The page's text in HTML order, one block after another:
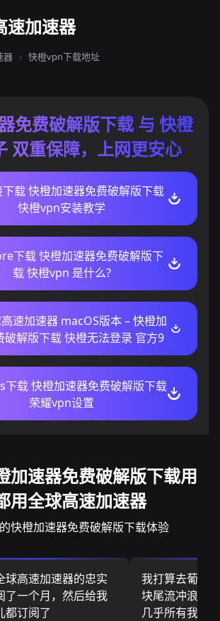
速加速器
器 › 快橙vpn下载地址
免费破解版下载 与 快橙
双重保障，上网更安心
下载 快橙加速器免费破解版下载
快橙vpn安装教学
下载 快橙加速器免费破解版下
载 快橙vpn 是什么?
速加速器 macOS版本 – 快橙加
破解版下载 快橙无法登录 官方9
载 快橙加速器免费破解版下载
荣耀vpn设置
加速器免费破解版下载用
用全球高速加速器
快橙加速器免费破解版下载体验
球高速加速器的忠实
了一个月，然后给我
都订阅了
我打算去葡萄
块尾流冲浪板
几乎所有我需